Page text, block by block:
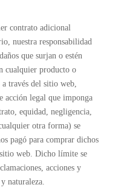
contrato adicional
nuestra responsabilidad
que surjan o estén
cualquier producto o
través del sitio web,
acción legal que imponga
equidad, negligencia,
otra forma) se
pagó para comprar dichos
web. Dicho límite se
acciones y
naturaleza.